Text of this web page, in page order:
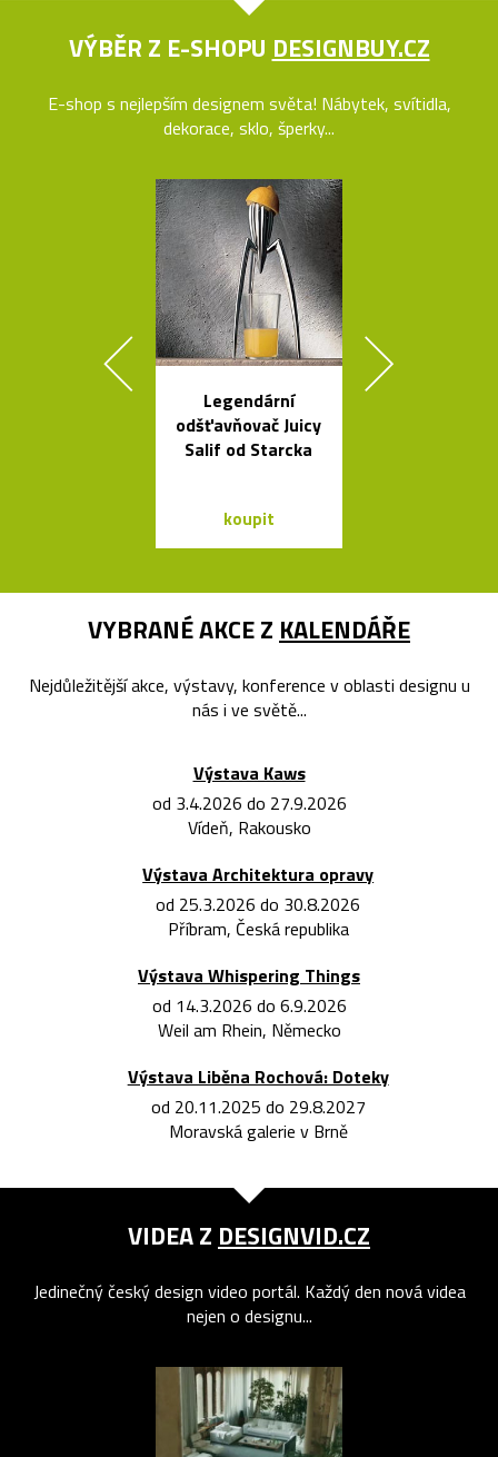
VÝBĚR Z E-SHOPU DESIGNBUY.CZ
E-shop s nejlepším designem světa! Nábytek, svítidla,
dekorace, sklo, šperky...
Legendární
odšťavňovač Juicy
Salif od Starcka
koupit
VYBRANÉ AKCE Z KALENDÁŘE
Nejdůležitější akce, výstavy, konference v oblasti designu u
nás i ve světě...
Výstava Kaws
od 3.4.2026 do 27.9.2026
Vídeň, Rakousko
Výstava Architektura opravy
od 25.3.2026 do 30.8.2026
Příbram, Česká republika
Výstava Whispering Things
od 14.3.2026 do 6.9.2026
Weil am Rhein, Německo
Výstava Liběna Rochová: Doteky
od 20.11.2025 do 29.8.2027
Moravská galerie v Brně
VIDEA Z DESIGNVID.CZ
Jedinečný český design video portál. Každý den nová videa
nejen o designu...